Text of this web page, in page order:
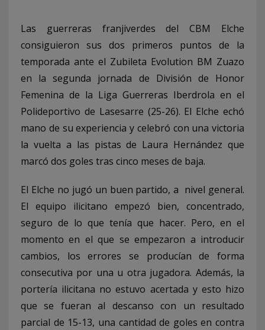
Las guerreras franjiverdes del CBM Elche
consiguieron sus dos primeros puntos de la
temporada ante el Zubileta Evolution BM Zuazo
en la segunda jornada de División de Honor
Femenina de la Liga Guerreras Iberdrola en el
Polideportivo de Lasesarre (25-26). El Elche echó
mano de su experiencia y celebró con una victoria
la vuelta a las pistas de Laura Hernández que
marcó dos goles tras cinco meses de baja.
El Elche no jugó un buen partido, a nivel general.
El equipo ilicitano empezó bien, concentrado,
seguro de lo que tenía que hacer. Pero, en el
momento en el que se empezaron a introducir
cambios, los errores se producían de forma
consecutiva por una u otra jugadora. Además, la
portería ilicitana no estuvo acertada y esto hizo
que se fueran al descanso con un resultado
parcial de 15-13, una cantidad de goles en contra